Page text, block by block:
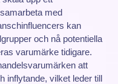
med
kan
och nå potentiella
varumärke tidigare.
att
inflytande, vilket leder till